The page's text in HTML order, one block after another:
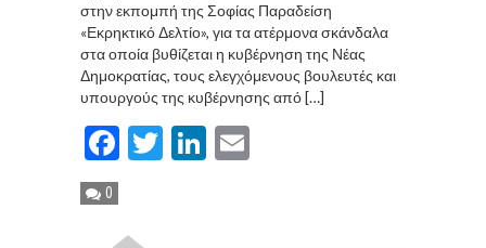
στην εκπομπή της Σοφίας Παραδείση
«Εκρηκτικό Δελτίο», για τα ατέρμονα σκάνδαλα
στα οποία βυθίζεται η κυβέρνηση της Νέας
Δημοκρατίας, τους ελεγχόμενους βουλευτές και
υπουργούς της κυβέρνησης από […]
Facebook
TwitterLinkedIn
0